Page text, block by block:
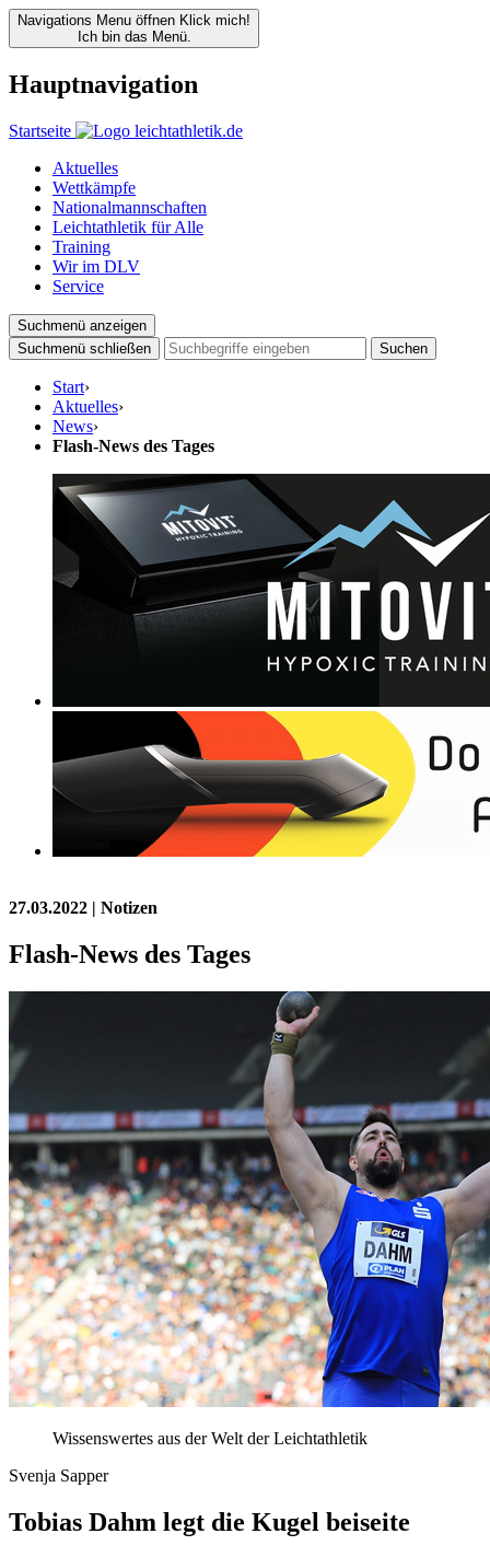
Navigations Menu öffnen Klick mich!
Ich bin das Menü.
Hauptnavigation
Startseite
Aktuelles
Wettkämpfe
Nationalmannschaften
Leichtathletik für Alle
Training
Wir im DLV
Service
Suchmenü anzeigen
Suchmenü schließen
Suchen
Start›
Aktuelles›
News›
Flash-News des Tages
27.03.2022 | Notizen
Flash-News des Tages
Wissenswertes aus der Welt der Leichtathletik
Svenja Sapper
Tobias Dahm legt die Kugel beiseite